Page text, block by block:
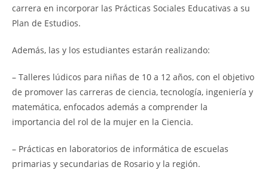
carrera en incorporar las Prácticas Sociales Educativas a su
Plan de Estudios.
Además, las y los estudiantes estarán realizando:
– Talleres lúdicos para niñas de 10 a 12 años, con el objetivo
de promover las carreras de ciencia, tecnología, ingeniería y
matemática, enfocados además a comprender la
importancia del rol de la mujer en la Ciencia.
– Prácticas en laboratorios de informática de escuelas
primarias y secundarias de Rosario y la región.